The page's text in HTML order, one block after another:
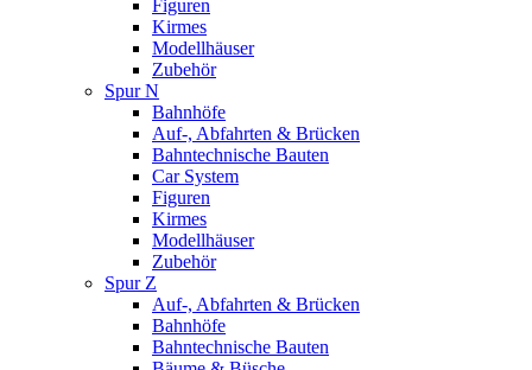
Figuren
Kirmes
Modellhäuser
Zubehör
Spur N
Bahnhöfe
Auf-, Abfahrten & Brücken
Bahntechnische Bauten
Car System
Figuren
Kirmes
Modellhäuser
Zubehör
Spur Z
Auf-, Abfahrten & Brücken
Bahnhöfe
Bahntechnische Bauten